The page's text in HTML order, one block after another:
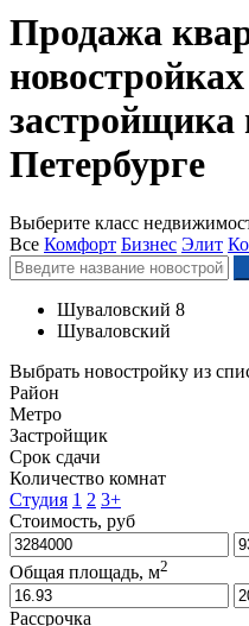
Продажа
застройщика
Петербурге
Выберите класс
Все Комфорт Бизнес Элит
Шуваловский 8
Шуваловский
Выбрать новостройку из
Район
Метро
Застройщик
Срок сдачи
Количество комнат
Студия 1 2 3+
Стоимость, руб
Общая площадь, м2
Рассрочка